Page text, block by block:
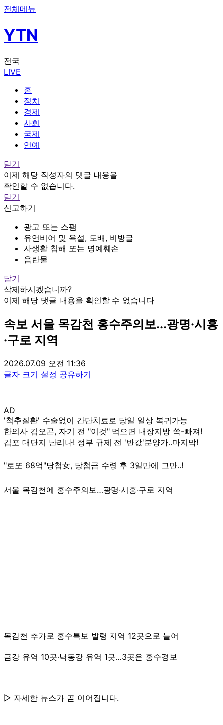
전체메뉴
YTN
전국
LIVE
홈
정치
경제
사회
국제
연예
닫기
이제 해당 작성자의 댓글 내용을
확인할 수 없습니다.
닫기
신고하기
광고 또는 스팸
유언비어 및 욕설, 도배, 비방글
사생활 침해 또는 명예훼손
음란물
닫기
삭제하시겠습니까?
이제 해당 댓글 내용을 확인할 수 없습니다
속보 서울 목감천 홍수주의보...광명·시흥
·구로 지역
2026.07.09 오전 11:36
글자 크기 설정 공유하기
AD
서울 목감천에 홍수주의보…광명·시흥·구로 지역
목감천 추가로 홍수특보 발령 지역 12곳으로 늘어
금강 유역 10곳·낙동강 유역 1곳…3곳은 홍수경보
▷ 자세한 뉴스가 곧 이어집니다.